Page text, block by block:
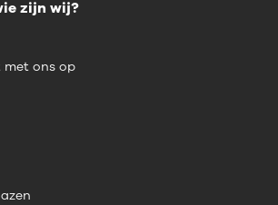
zijn wij?
met ons op